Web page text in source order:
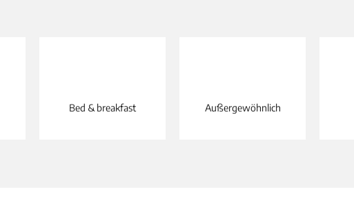
Bed & breakfast Außergewöhnlich